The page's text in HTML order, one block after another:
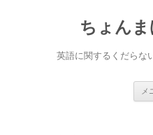
ちょん
英語に関するくだらな
メ